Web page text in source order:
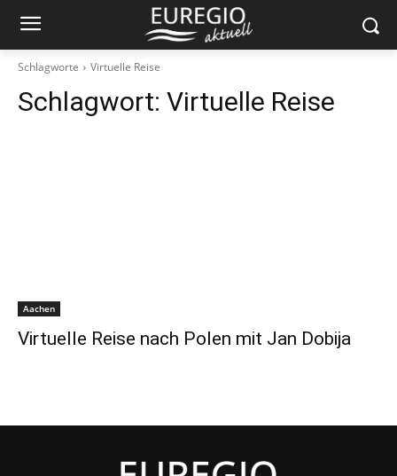
Schlagworte Virtuelle Reise
Schlagwort: Virtuelle Reise
Aachen
Virtuelle Reise nach Polen mit Jan Dobija